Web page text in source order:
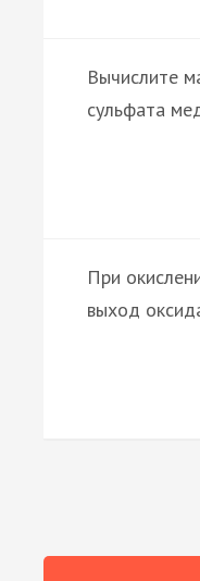
Вычислите
сульфата
При
выход